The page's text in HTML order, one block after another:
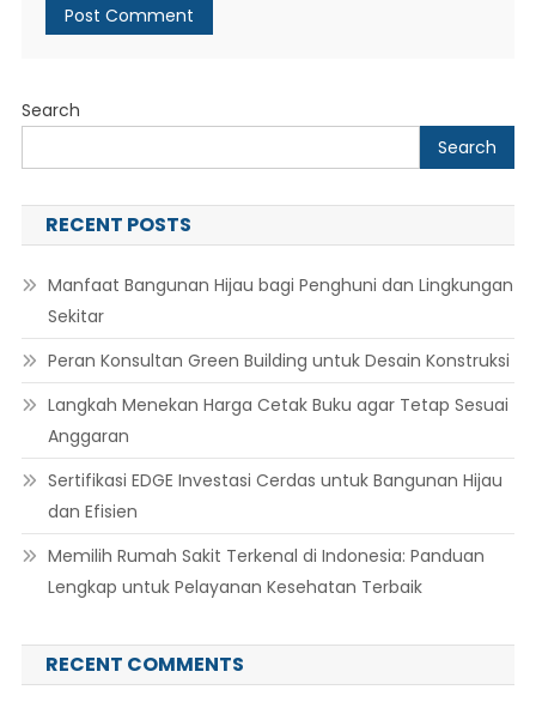
Search
Search
RECENT POSTS
Manfaat Bangunan Hijau bagi Penghuni dan Lingkungan
Sekitar
Peran Konsultan Green Building untuk Desain Konstruksi
Langkah Menekan Harga Cetak Buku agar Tetap Sesuai
Anggaran
Sertifikasi EDGE Investasi Cerdas untuk Bangunan Hijau
dan Efisien
Memilih Rumah Sakit Terkenal di Indonesia: Panduan
Lengkap untuk Pelayanan Kesehatan Terbaik
RECENT COMMENTS